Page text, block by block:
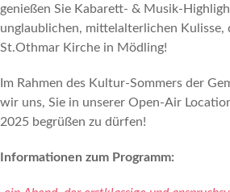
genießen Sie Kabarett- & Musik-
unglaublichen, mittelalterlichen Kulisse,
St.Othmar Kirche in Mödling!
Im Rahmen des Kultur-Sommers der
wir uns, Sie in unserer Open-Air
2025 begrüßen zu dürfen!
Informationen zum Programm: